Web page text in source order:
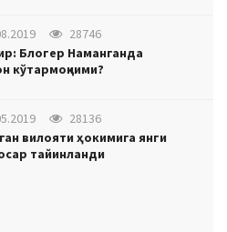
28746
Блогер Наманганда
кўтармоқчими?
28136
вилояти ҳокимига янги
тайинланди